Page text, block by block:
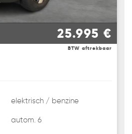
25.995 €
BTW aftrekbaar
elektrisch / benzine
autom. 6